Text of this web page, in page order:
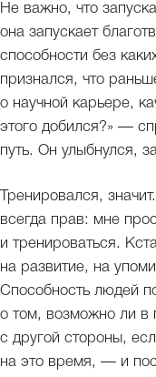
Не важно, что
она запускает
способности без
признался, что
о научной карьере,
этого добился?» —
путь. Он улыбнулся,
Тренировался,
всегда прав: мне
и тренироваться.
на развитие, на
Способность людей
о том, возможно ли в
с другой стороны,
на это время, — и